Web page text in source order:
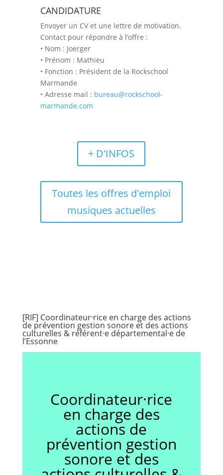
CANDIDATURE
Envoyer un CV et une lettre de motivation.
Contact pour répondre à l’offre :
• Nom : Joerger
• Prénom : Mathieu
• Fonction : Président de la Rockschool
Marmande
• Adresse mail : bureau@rockschool-
marmande.com
+ D'INFOS
Toutes les offres d'emploi
musiques actuelles
[RIF] Coordinateur·rice en charge des actions
de prévention gestion sonore et des actions
culturelles & référent·e départemental·e de
l’Essonne
Coordinateur·rice
en charge des
actions de
prévention gestion
sonore et des